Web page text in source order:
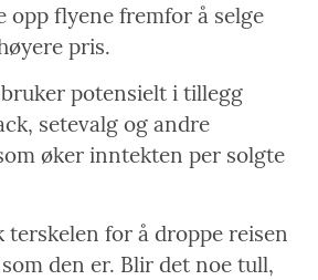
opp flyene fremfor å selge
pris.
bruker potensielt i tillegg
setevalg og andre
øker inntekten per solgte
terskelen for å droppe reisen
den er. Blir det noe tull,